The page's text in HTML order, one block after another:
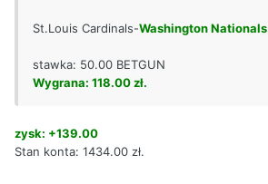
St.Louis Cardinals-Washington Nationals
stawka: 50.00 BETGUN
Wygrana: 118.00 zł.
zysk: +139.00
Stan konta: 1434.00 zł.